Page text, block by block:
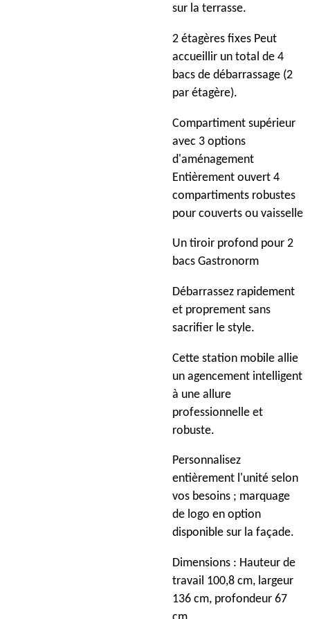
sur la terrasse.
2 étagères fixes Peut
accueillir un total de 4
bacs de débarrassage (2
par étagère).
Compartiment supérieur
avec 3 options
d'aménagement
Entièrement ouvert 4
compartiments robustes
pour couverts ou vaisselle
Un tiroir profond pour 2
bacs Gastronorm
Débarrassez rapidement
et proprement sans
sacrifier le style.
Cette station mobile allie
un agencement intelligent
à une allure
professionnelle et
robuste.
Personnalisez
entièrement l'unité selon
vos besoins ; marquage
de logo en option
disponible sur la façade.
Dimensions : Hauteur de
travail 100,8 cm, largeur
136 cm, profondeur 67